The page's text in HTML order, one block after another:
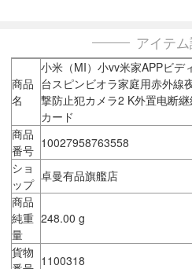
アイテ
商品
名
小米（MI）小vv米家APPビデ
台スピンビオラ家庭用赤外線
撃防止犯カメラ2 K外置电断
カード
商品
番号 10027958763558
ショ
ップ
卓曼有品旗艦店
商品
純重
量
248.00 g
貨物
1100318